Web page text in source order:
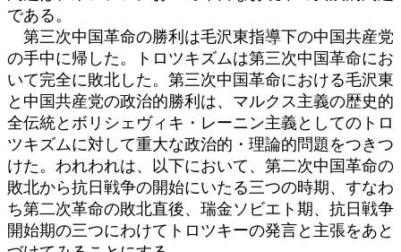
である。
第三次中国革命の勝利は毛沢東指導下の中国共産党
の手中に帰した。トロツキズムは第三次中国革命にお
いて完全に敗北した。第三次中国革命における毛沢東
と中国共産党の政治的勝利は、マルクス主義の歴史的
全伝統とボリシェヴィキ・レーニン主義としてのトロ
ツキズムに対して重大な政治的・理論的問題をつきつ
けた。われわれは、以下において、第二次中国革命の
敗北から抗日戦争の開始にいたる三つの時期、すなわ
ち第二次革命の敗北直後、瑞金ソビエト期、抗日戦争
開始期の三つにわけてトロツキーの発言と主張をあと